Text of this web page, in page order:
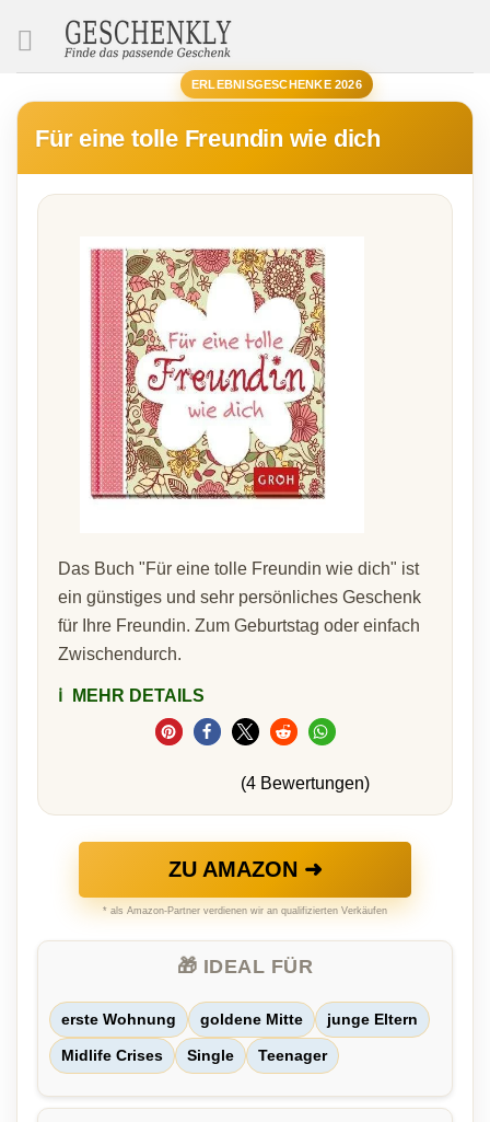
ERLEBNISGESCHENKE 2026
Für eine tolle Freundin wie dich
Das Buch "Für eine tolle Freundin wie dich" ist
ein günstiges und sehr persönliches Geschenk
für Ihre Freundin. Zum Geburtstag oder einfach
Zwischendurch.
ℹ️ MEHR DETAILS
(4 Bewertungen)
ZU AMAZON ➜
* als Amazon-Partner verdienen wir an qualifizierten Verkäufen
🎁 IDEAL FÜR
erste Wohnung goldene Mitte junge Eltern
Midlife Crises Single Teenager